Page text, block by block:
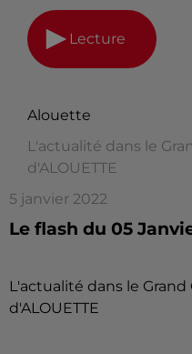
Lecture
Alouette
L'actualité dans le
d'ALOUETTE
5 janvier 2022
Le flash du 05
L'actualité dans le
d'ALOUETTE